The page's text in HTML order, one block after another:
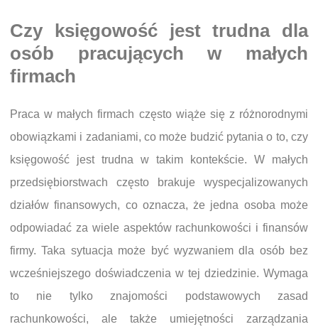
Czy księgowość jest trudna dla
osób pracujących w małych
firmach
Praca w małych firmach często wiąże się z różnorodnymi
obowiązkami i zadaniami, co może budzić pytania o to, czy
księgowość jest trudna w takim kontekście. W małych
przedsiębiorstwach często brakuje wyspecjalizowanych
działów finansowych, co oznacza, że jedna osoba może
odpowiadać za wiele aspektów rachunkowości i finansów
firmy. Taka sytuacja może być wyzwaniem dla osób bez
wcześniejszego doświadczenia w tej dziedzinie. Wymaga
to nie tylko znajomości podstawowych zasad
rachunkowości, ale także umiejętności zarządzania